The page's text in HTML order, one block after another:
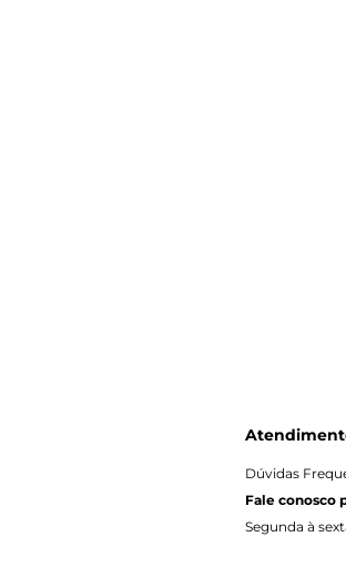
Dúvidas
Fale conosco
Segunda à